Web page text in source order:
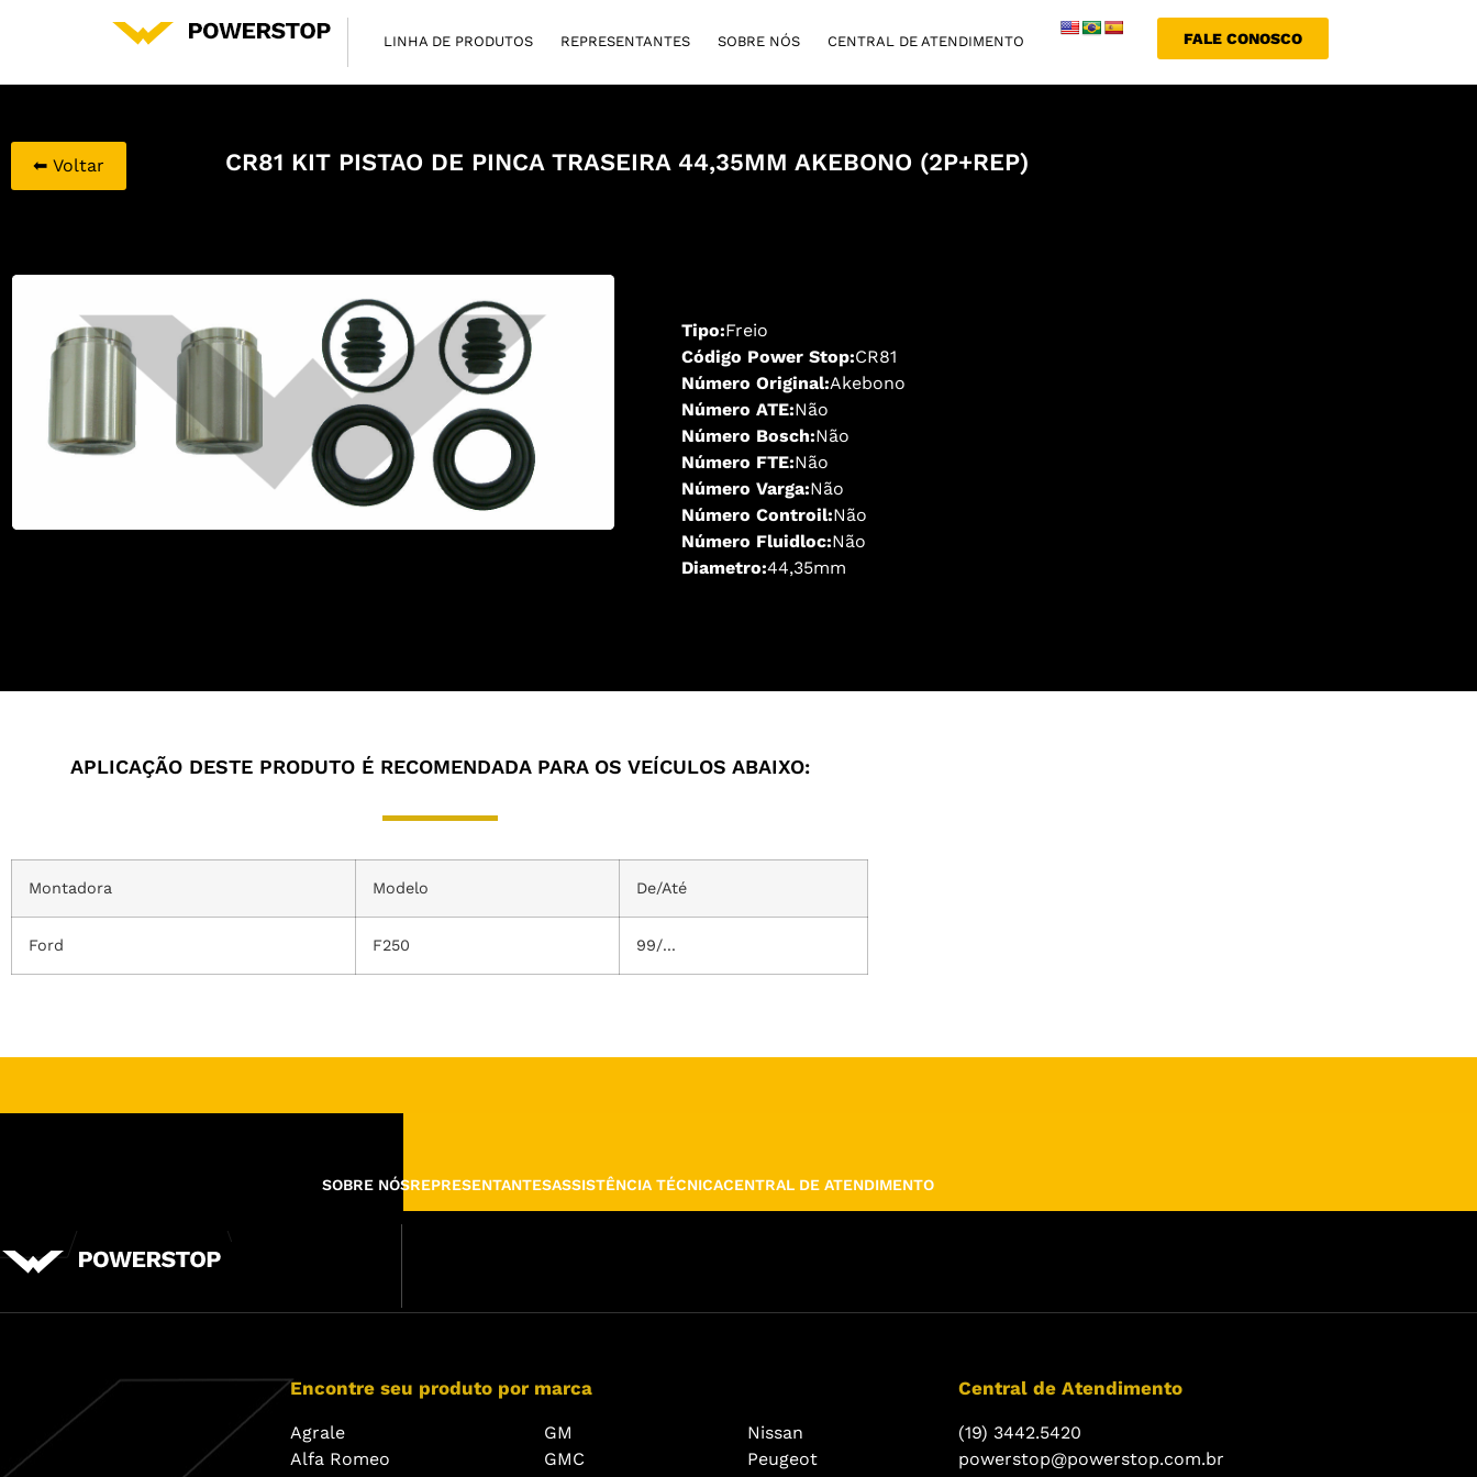
LINHA DE PRODUTOS REPRESENTANTES SOBRE NÓS CENTRAL DE ATENDIMENTO FALE CONOSCO
CR81 KIT PISTAO DE PINCA TRASEIRA 44,35MM AKEBONO (2P+REP)
⬅ Voltar
Tipo:Freio
Código Power Stop:CR81
Número Original:Akebono
Número ATE:Não
Número Bosch:Não
Número FTE:Não
Número Varga:Não
Número Controil:Não
Número Fluidloc:Não
Diametro:44,35mm
APLICAÇÃO DESTE PRODUTO É RECOMENDADA PARA OS VEÍCULOS ABAIXO:
Montadora Modelo De/Até
Ford F250 99/...
SOBRE NÓSREPRESENTANTESASSISTÊNCIA TÉCNICACENTRAL DE ATENDIMENTO
Encontre seu produto por marca
Agrale
Alfa Romeo
GM
GMC
Nissan
Peugeot
Central de Atendimento
(19) 3442.5420
powerstop@powerstop.com.br